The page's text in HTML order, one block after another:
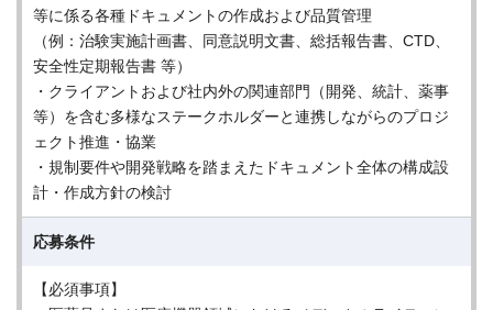
等に係る各種ドキュメントの作成および品質管理
（例：治験実施計画書、同意説明文書、総括報告書、CTD、
安全性定期報告書 等）
・クライアントおよび社内外の関連部門（開発、統計、薬事
等）を含む多様なステークホルダーと連携しながらのプロジ
ェクト推進・協業
・規制要件や開発戦略を踏まえたドキュメント全体の構成設
計・作成方針の検討
応募条件
【必須事項】